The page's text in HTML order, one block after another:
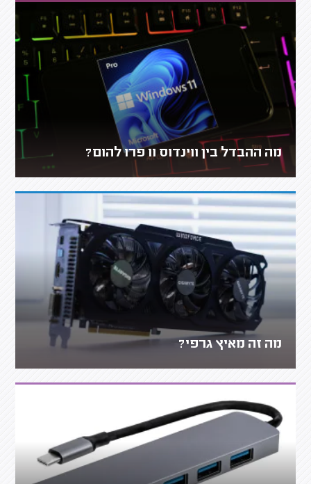
מה ההבדל בין ווינדוס 11 פרו להום?
מה זה מאיץ גרפי?